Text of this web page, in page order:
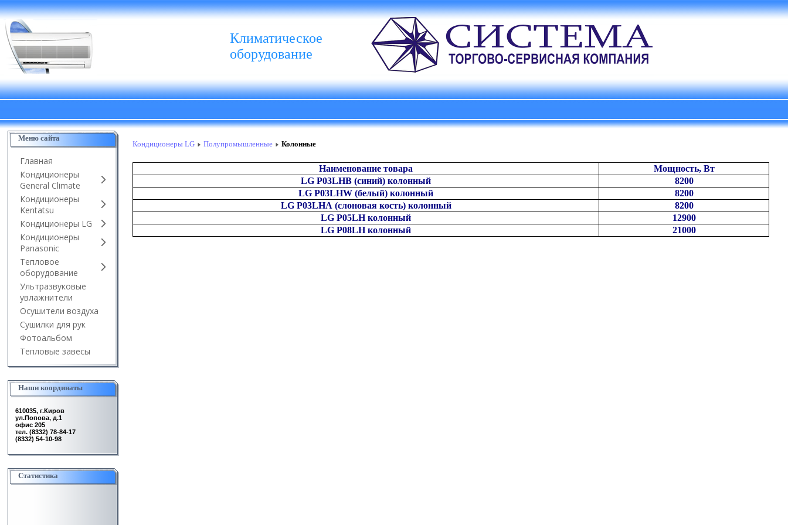
Климатическое
оборудование
Меню сайта
Главная
Кондиционеры
General Climate
Кондиционеры
Kentatsu
Кондиционеры LG
Кондиционеры
Panasonic
Тепловое
оборудование
Ультразвуковые
увлажнители
Осушители воздуха
Сушилки для рук
Фотоальбом
Тепловые завесы
Наши координаты
610035, г.Киров
ул.Попова, д.1
офис 205
тел. (8332) 78-84-17
(8332) 54-10-98
Статистика
Кондиционеры LG Полупромышленные Колонные
Наименование товара
Мощность, Вт
LG P03LHB (синий) колонный
8200
LG P03LHW (белый) колонный
8200
LG P03LHА (слоновая кость) колонный
8200
LG P05LH колонный
12900
LG P08LH колонный
21000